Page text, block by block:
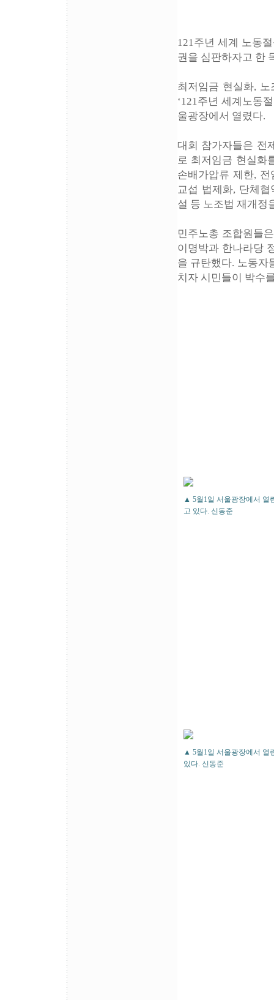
121주년 세계 노동
권을 심판하자고 한
최저임금 현실화,
‘121주년 세계노동
울광장에서 열렸다.
대회 참가자들은 전
로 최저임금 현실화
손배가압류 제한,
교섭 법제화, 단체
설 등 노조법 재개정
민주노총 조합원들
이명박과 한나라당
을 규탄했다. 노동자
치자 시민들이 박수
▲ 5월1일 서울광장에서 열
고 있다. 신동준
▲ 5월1일 서울광장에서 열
있다. 신동준